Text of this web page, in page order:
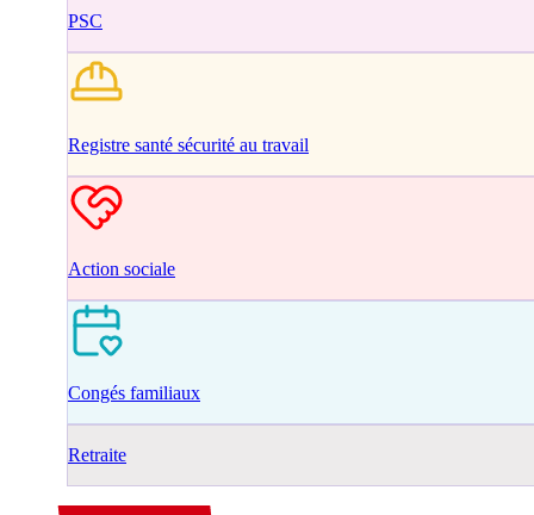
PSC
Registre santé sécurité au travail
Action sociale
Congés familiaux
Retraite